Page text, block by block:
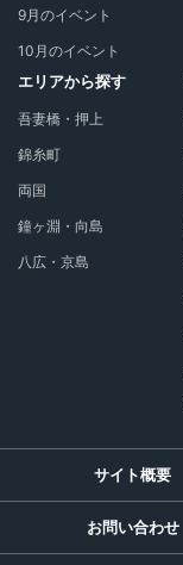
9月のイベント
10月のイベント
エリアから探す
吾妻橋・押上
錦糸町
両国
鐘ヶ淵・向島
八広・京島
サイト概要
お問い合わせ